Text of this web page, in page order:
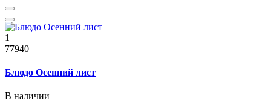
1
77940
Блюдо Осенний лист
В наличии